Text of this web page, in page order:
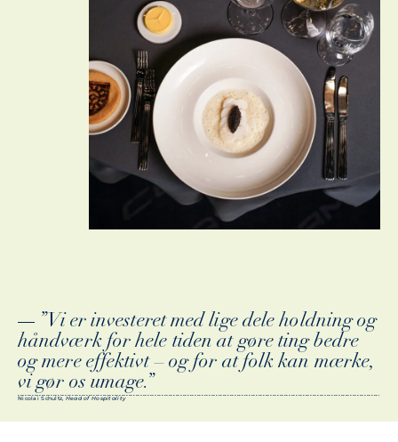
”Vi er investeret med lige dele holdning og håndværk for hele tiden at gøre ting bedre og mere effektivt – og for at folk kan mærke, vi gør os umage.”
”Vi er investeret med lige dele holdning og
håndværk for hele tiden at gøre ting bedre
og mere effektivt – og for at folk kan mærke,
vi gør os umage.”
Nicolai Schultz, Head of Hospitality